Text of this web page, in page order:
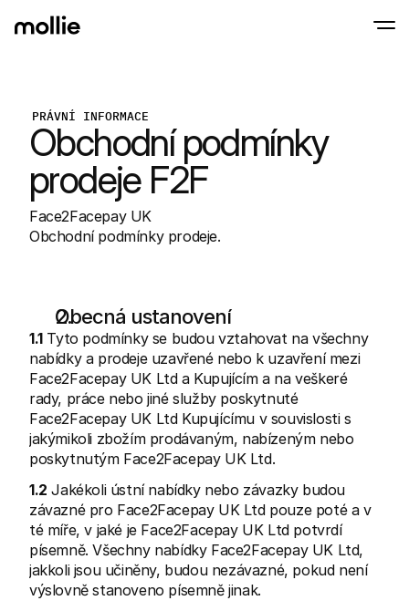
PRÁVNÍ INFORMACE
Obchodní podmínky
prodeje F2F
Face2Facepay UK
Obchodní podmínky prodeje.
Obecná ustanovení
1.1 Tyto podmínky se budou vztahovat na všechny
nabídky a prodeje uzavřené nebo k uzavření mezi
Face2Facepay UK Ltd a Kupujícím a na veškeré
rady, práce nebo jiné služby poskytnuté
Face2Facepay UK Ltd Kupujícímu v souvislosti s
jakýmikoli zbožím prodávaným, nabízeným nebo
poskytnutým Face2Facepay UK Ltd.
1.2 Jakékoli ústní nabídky nebo závazky budou
závazné pro Face2Facepay UK Ltd pouze poté a v
té míře, v jaké je Face2Facepay UK Ltd potvrdí
písemně. Všechny nabídky Face2Facepay UK Ltd,
jakkoli jsou učiněny, budou nezávazné, pokud není
výslovně stanoveno písemně jinak.
Tap to Pay na iPhonu
Přijímejte bezkontaktní platby přímo na
Zjistit více
Online platby
Přijímejte a spravujte
Osobní platby
Partneři
Pro agentury
Zjistěte více o našem partnerském programu pro agentury
Technické zdroje
Portál pro vývojáře
Objevte vývojářské zdroje a update
Knihovny
Integrujte Mollie pomocí připravených knihoven